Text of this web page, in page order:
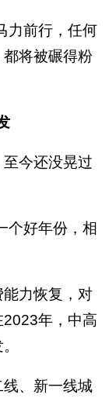
力前行，任何
将被碾得粉
今还没晃过
个好年份，相
力恢复，对
年，中高
、新一线城